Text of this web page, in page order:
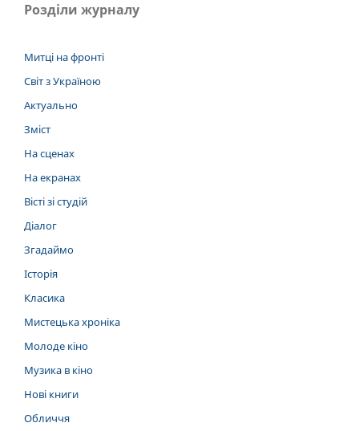
Розділи журналу
Митці на фронті
Світ з Україною
Актуально
Зміст
На сценах
На екранах
Вісті зі студій
Діалог
Згадаймо
Історія
Класика
Мистецька хроніка
Молоде кіно
Музика в кіно
Нові книги
Обличчя